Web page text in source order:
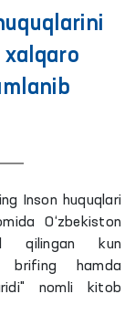
xalqaro
Inson huquqlari
O‘zbekiston
qilingan kun
brifing hamda
nomli kitob